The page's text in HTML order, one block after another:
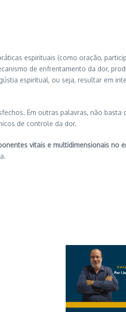
espirituais (como oração,
de enfrentamento da dor,
espiritual, ou seja, resultar em
Em outras palavras, não
de controle da dor.
vitais e multidimensionais no